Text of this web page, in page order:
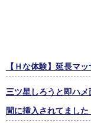
【Ｈな体験】延長マ
三ツ星しろうと即ハ
間に挿入されてました